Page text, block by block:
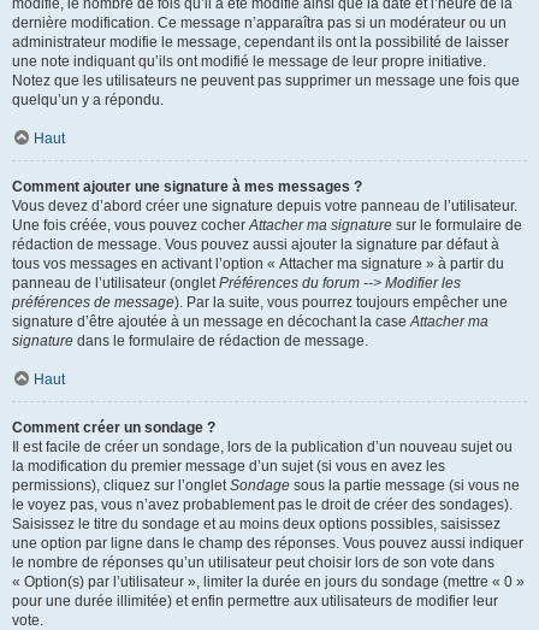
modifié, le nombre de fois qu’il a été modifié ainsi que la date et l’heure de la
dernière modification. Ce message n’apparaîtra pas si un modérateur ou un
administrateur modifie le message, cependant ils ont la possibilité de laisser
une note indiquant qu’ils ont modifié le message de leur propre initiative.
Notez que les utilisateurs ne peuvent pas supprimer un message une fois que
quelqu’un y a répondu.
Haut
Comment ajouter une signature à mes messages ?
Vous devez d’abord créer une signature depuis votre panneau de l’utilisateur.
Une fois créée, vous pouvez cocherAttacher ma signature sur le formulaire de
rédaction de message. Vous pouvez aussi ajouter la signature par défaut à
tous vos messages en activant l’option « Attacher ma signature » à partir du
panneau de l’utilisateur (ongletPréférences du forum --> Modifier les
préférences de message). Par la suite, vous pourrez toujours empêcher une
signature d’être ajoutée à un message en décochant la caseAttacher ma
signature dans le formulaire de rédaction de message.
Haut
Comment créer un sondage ?
Il est facile de créer un sondage, lors de la publication d’un nouveau sujet ou
la modification du premier message d’un sujet (si vous en avez les
permissions), cliquez sur l’ongletSondage sous la partie message (si vous ne
le voyez pas, vous n’avez probablement pas le droit de créer des sondages).
Saisissez le titre du sondage et au moins deux options possibles, saisissez
une option par ligne dans le champ des réponses. Vous pouvez aussi indiquer
le nombre de réponses qu’un utilisateur peut choisir lors de son vote dans
« Option(s) par l’utilisateur », limiter la durée en jours du sondage (mettre « 0 »
pour une durée illimitée) et enfin permettre aux utilisateurs de modifier leur
vote.